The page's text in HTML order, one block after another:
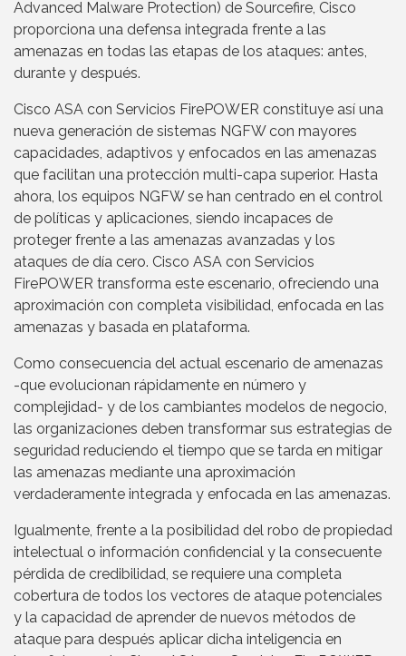
Advanced Malware Protection) de Sourcefire, Cisco
proporciona una defensa integrada frente a las
amenazas en todas las etapas de los ataques: antes,
durante y después.
Cisco ASA con Servicios FirePOWER constituye así una
nueva generación de sistemas NGFW con mayores
capacidades, adaptivos y enfocados en las amenazas
que facilitan una protección multi-capa superior. Hasta
ahora, los equipos NGFW se han centrado en el control
de políticas y aplicaciones, siendo incapaces de
proteger frente a las amenazas avanzadas y los
ataques de día cero. Cisco ASA con Servicios
FirePOWER transforma este escenario, ofreciendo una
aproximación con completa visibilidad, enfocada en las
amenazas y basada en plataforma.
Como consecuencia del actual escenario de amenazas
-que evolucionan rápidamente en número y
complejidad- y de los cambiantes modelos de negocio,
las organizaciones deben transformar sus estrategias de
seguridad reduciendo el tiempo que se tarda en mitigar
las amenazas mediante una aproximación
verdaderamente integrada y enfocada en las amenazas.
Igualmente, frente a la posibilidad del robo de propiedad
intelectual o información confidencial y la consecuente
pérdida de credibilidad, se requiere una completa
cobertura de todos los vectores de ataque potenciales
y la capacidad de aprender de nuevos métodos de
ataque para después aplicar dicha inteligencia en